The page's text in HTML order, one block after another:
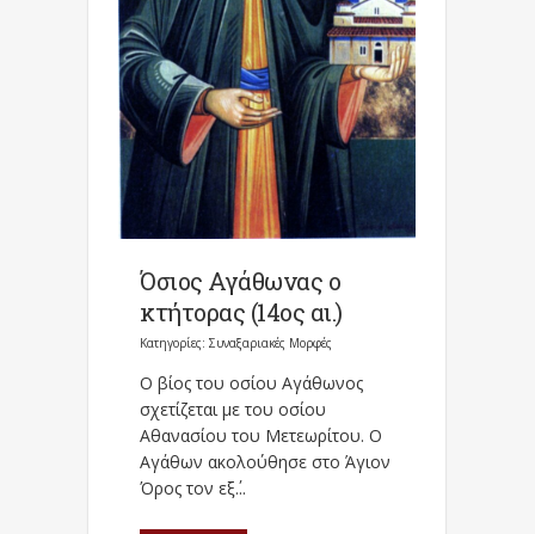
Όσιος Αγάθωνας ο
κτήτορας (14ος αι.)
Κατηγορίες: Συναξαριακές Μορφές
Ο βίος του οσίου Αγάθωνος
σχετίζεται με του οσίου
Αθανασίου του Μετεωρίτου. Ο
Αγάθων ακολούθησε στο Άγιον
Όρος τον εξ΄...